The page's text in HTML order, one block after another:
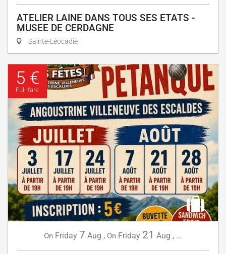
ATELIER LAINE DANS TOUS SES ETATS -
MUSEE DE CERDAGNE
Sainte-Léocadie
5 €
Full-fare
On Friday 7 Aug , On Friday 21 Aug , ...